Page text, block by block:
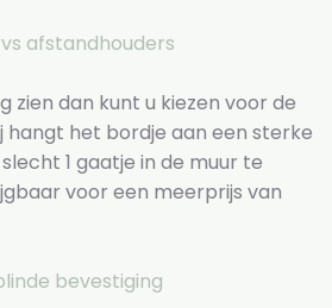
afstandhouders
zien dan kunt u kiezen voor de
hangt het bordje aan een sterke
1 gaatje in de muur te
voor een meerprijs van
bevestiging